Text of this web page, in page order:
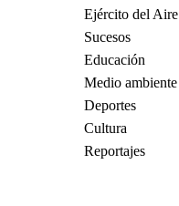
Ejército del Aire
Sucesos
Educación
Medio ambiente
Deportes
Cultura
Reportajes